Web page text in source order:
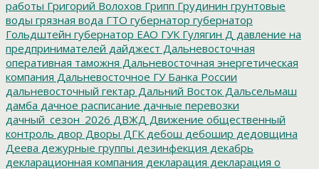
работы Григорий Волохов Грипп Грудинин грунтовые
воды грязная вода ГТО губернатор губернатор
Гольдштейн губернатор ЕАО ГУК Гулягин Д давление на
предпринимателей дайджест Дальневосточная
оперативная таможня Дальневосточная энергетическая
компания Дальневосточное ГУ Банка России
дальневосточный гектар Дальний Восток Дальсельмаш
дамба дачное расписание дачные перевозки
дачный_сезон_2026 ДВЖД Движение общественный
контроль двор Дворы ДГК дебош дебошир дедовщина
Деева дежурные группы дезинфекция декабрь
декларационная компания декларация декларация о